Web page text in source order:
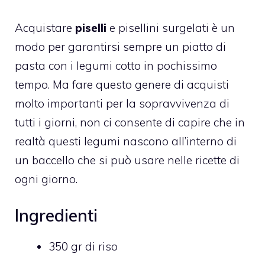
Acquistare piselli e pisellini surgelati è un
modo per garantirsi sempre un piatto di
pasta con i legumi cotto in pochissimo
tempo. Ma fare questo genere di acquisti
molto importanti per la sopravvivenza di
tutti i giorni, non ci consente di capire che in
realtà questi legumi nascono all’interno di
un baccello che si può usare nelle ricette di
ogni giorno.
Ingredienti
350 gr di riso